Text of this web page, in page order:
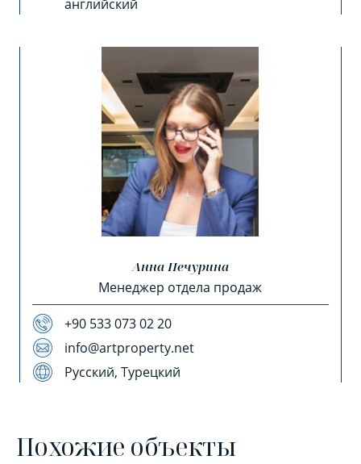
английский
Анна Печурина
Менеджер отдела продаж
+90 533 073 02 20
info@artproperty.net
Русский, Турецкий
Похожие объекты